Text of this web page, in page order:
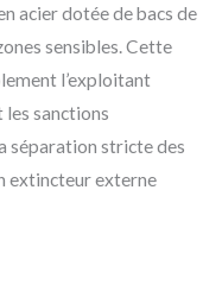
acier dotée de bacs de
sensibles. Cette
l’exploitant
les sanctions
séparation stricte des
extincteur externe